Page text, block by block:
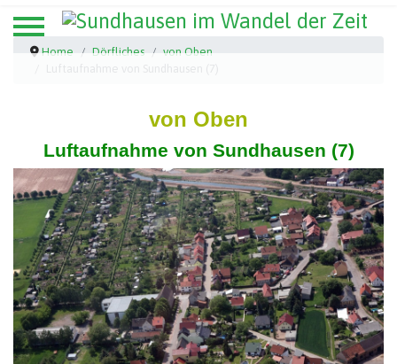
Home Dörfliches
von Oben
von Oben
Luftaufnahme von Sundhausen (7)